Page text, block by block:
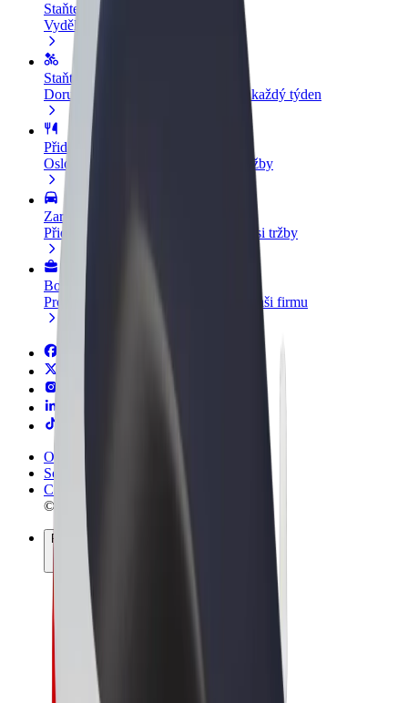
Staňte se řidičem
Vydělávejte podle sebe
Staňte se kurýrem
Doručujte jídlo a dostávejte výplatu každý týden
Přidejte restauraci nebo obchod
Oslovte více zákazníků a zvyšte si tržby
Zaregistrujte se jako flotilový partner
Přidejte svou flotilu k Boltu a zvyšte si tržby
Bolt for Business
Produkty a služby Boltu přesně pro vaši firmu
Obchodní podmínky
Soukromí
Cookies
© 2026 Bolt Technology OÜ
Produkty
Jízdy
Koloběžky
Bolt Market
Bolt Food